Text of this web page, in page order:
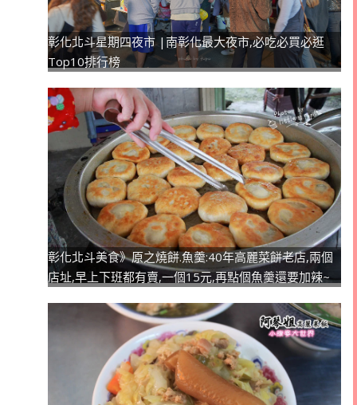
彰化北斗星期四夜市 |南彰化最大夜市,必吃必買必逛
Top10排行榜
彰化北斗美食》原之燒餅.魚羹:40年高麗菜餅老店,兩個
店址,早上下班都有賣,一個15元,再點個魚羹還要加辣~